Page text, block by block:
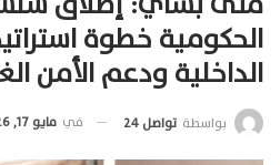
الحكومية خطوة
الداخلية ودعم الأمن
بواسطة تواصل 24 في مايو 17, 2026